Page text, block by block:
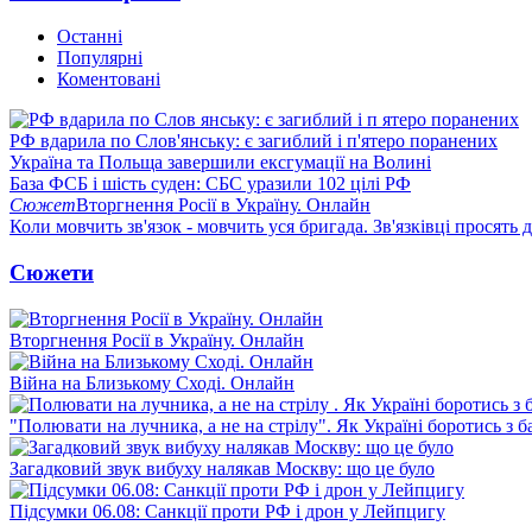
Останні
Популярні
Коментовані
РФ вдарила по Слов'янську: є загиблий і п'ятеро поранених
Україна та Польща завершили ексгумації на Волині
База ФСБ і шість суден: СБС уразили 102 цілі РФ
СюжетВторгнення Росії в Україну. Онлайн
Коли мовчить зв'язок - мовчить уся бригада. Зв'язківці просять
Сюжети
Вторгнення Росії в Україну. Онлайн
Війна на Близькому Сході. Онлайн
"Полювати на лучника, а не на стрілу". Як Україні боротись з
Загадковий звук вибуху налякав Москву: що це було
Підсумки 06.08: Санкції проти РФ і дрон у Лейпцигу